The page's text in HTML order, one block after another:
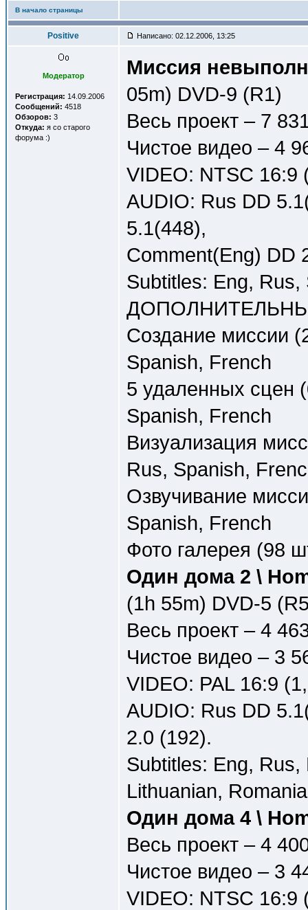
В начало страницы
Positive Написано: 02.12.2006, 13:25
Модератор
Регистрация: 14.09.2006
Сообщений: 4518
Обзоров: 3
Откуда: я со старого
форума :)
Миссия
05m) DVD-9 (R1)
Весь проект – 7
Чистое видео – 4
VIDEO: NTSC 16:9
AUDIO: Rus DD
5.1(448),
Comment(Eng) DD
Subtitles: Eng, Rus,
Создание миссии
Spanish, French
5 удаленных сцен
Spanish, French
Визуализация
Rus, Spanish,
Озвучивание
Spanish, French
Фото галерея (98
Один дома 2 \
(1h 55m) DVD-5
Весь проект – 4
Чистое видео – 3
VIDEO: PAL 16:9
AUDIO: Rus DD
2.0 (192).
Subtitles: Eng,
Lithuanian,
Один дома 4 \
Весь проект – 4
Чистое видео – 3
VIDEO: NTSC 16:9